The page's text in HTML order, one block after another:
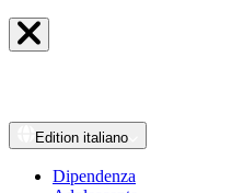
Edition italiano
Dipendenza